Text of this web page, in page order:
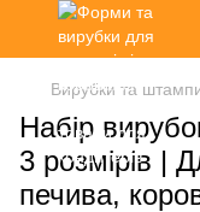
Вирубки та
Набір
3 розмірів |
печива,